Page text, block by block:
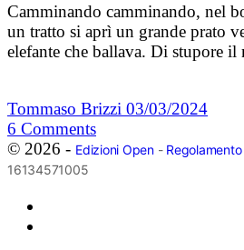
Camminando camminando, nel
un tratto si aprì un grande prato
elefante che ballava. Di stupore
Tommaso Brizzi 03/03/2024
6 Comments
© 2026 - Edizioni Open- Regolamento
16134571005